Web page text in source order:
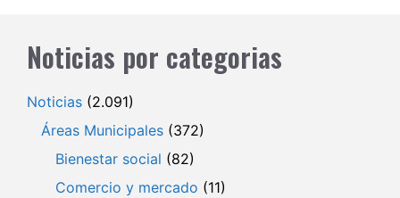
Noticias por categorias
Noticias (2.091)
Áreas Municipales (372)
Bienestar social (82)
Comercio y mercado (11)